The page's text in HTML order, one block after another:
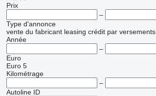
Prix
–
Type d'annonce
vente du fabricant leasing crédit par versements
Année
–
Euro
Euro 5
Kilométrage
–
Autoline ID